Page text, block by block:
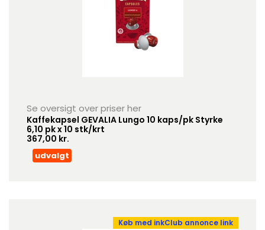
Se oversigt over priser her
Kaffekapsel GEVALIA Lungo 10 kaps/pk Styrke
6,10 pk x 10 stk/krt
367,00 kr.
udvalgt
Køb med inkClub annonce link